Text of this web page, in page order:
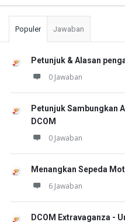
Populer Jawaban
Petunjuk & Alasan
0 Jawaban
Petunjuk Sambungkan
DCOM
0 Jawaban
Menangkan Sepeda
6 Jawaban
DCOM Extravaganza -